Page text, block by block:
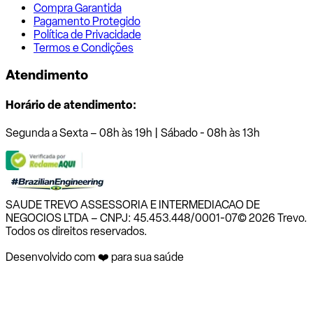
Compra Garantida
Pagamento Protegido
Política de Privacidade
Termos e Condições
Atendimento
Horário de atendimento:
Segunda a Sexta – 08h às 19h | Sábado - 08h às 13h
SAUDE TREVO ASSESSORIA E INTERMEDIACAO DE
NEGOCIOS LTDA – CNPJ: 45.453.448/0001-07© 2026 Trevo.
Todos os direitos reservados.
Desenvolvido com ❤️ para sua saúde